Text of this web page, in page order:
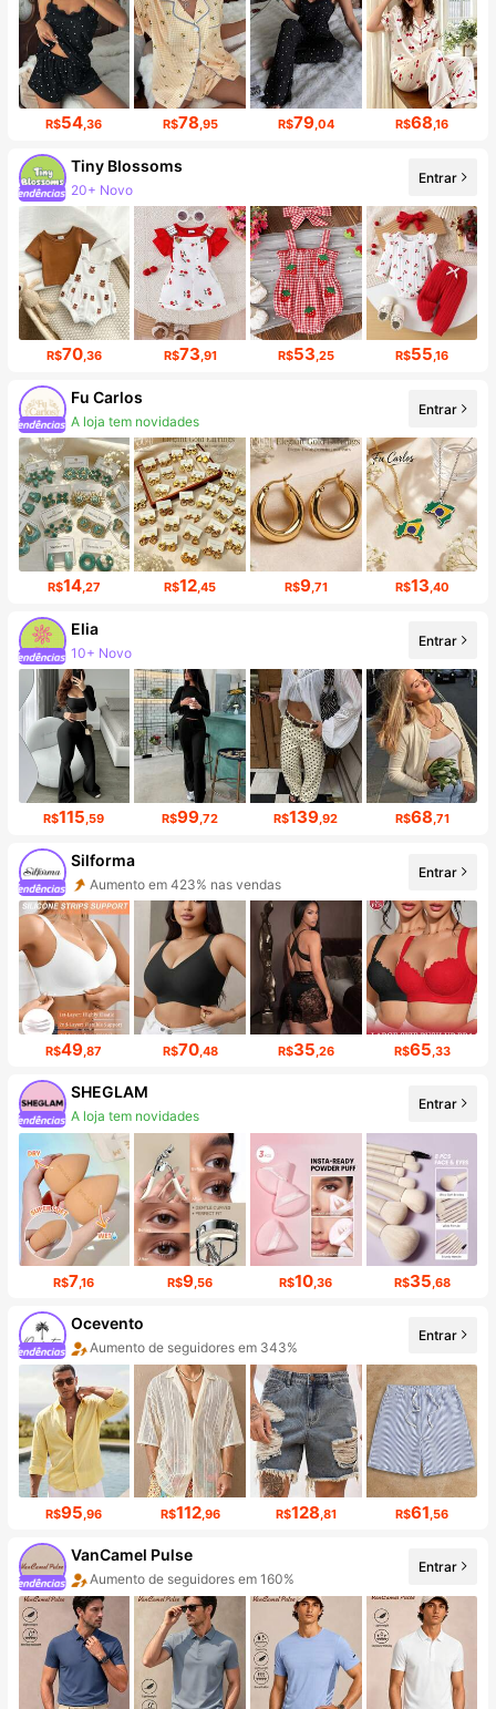
R$54,36 R$78,95 R$79,04 R$68,16
Tiny BIossoms
Aumento de seguidores em 138%
Entrar
R$70,36 R$73,91 R$53,25 R$55,16
Fu Carlos
Aumento de seguidores em 95%
Entrar
R$14,27 R$12,45 R$9,71 R$13,40
Elia
Aumento de seguidores em 445%
Entrar
R$115,59 R$99,72 R$139,92 R$68,71
Silforma
Aumento de seguidores em 180%
Entrar
R$49 ,87 R$70,48 R$35 ,26 R$65 ,33
SHEGLAM
Aumento de seguidores em 15%
Entrar
R$7,16 R$9 ,56 R$10 ,36 R$35 ,68
Ocevento
Aumento em 702% nas vendas
Entrar
R$95 ,96 R$112,96 R$128 ,81 R$61 ,56
VanCamel Pulse
Aumento de seguidores em 160%
Entrar